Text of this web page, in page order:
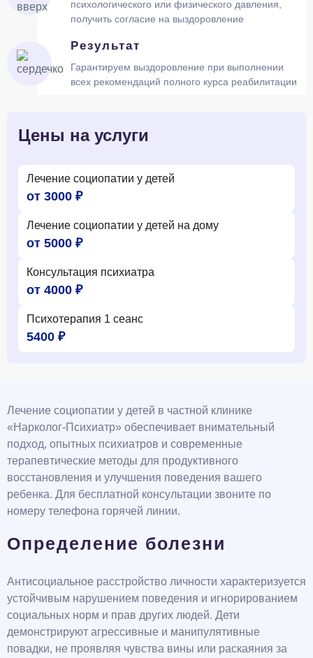
психологического или физического давления,
получить согласие на выздоровление
Результат
Гарантируем выздоровление при выполнении
всех рекомендаций полного курса реабилитации
Цены на услуги
Лечение социопатии у детей
от 3000 ₽
Лечение социопатии у детей на дому
от 5000 ₽
Консультация психиатра
от 4000 ₽
Психотерапия 1 сеанс
5400 ₽
Лечение социопатии у детей в частной клинике
«Нарколог-Психиатр» обеспечивает внимательный
подход, опытных психиатров и современные
терапевтические методы для продуктивного
восстановления и улучшения поведения вашего
ребенка. Для бесплатной консультации звоните по
номеру телефона горячей линии.
Определение болезни
Антисоциальное расстройство личности характеризуется
устойчивым нарушением поведения и игнорированием
социальных норм и прав других людей. Дети
демонстрируют агрессивные и манипулятивные
повадки, не проявляя чувства вины или раскаяния за